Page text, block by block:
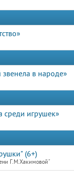
в народе»
среди игрушек»
(6+)
Г.М.Хакимовой"